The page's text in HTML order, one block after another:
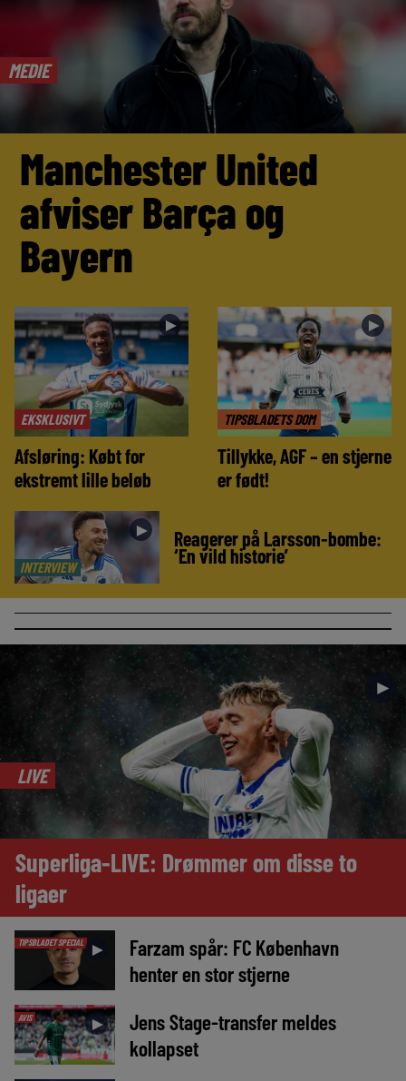
MEDIE
Manchester United
afviser Barça og
Bayern
EKSKLUSIVT
►
Afsløring: Købt for
ekstremt lille beløb
TIPSBLADETS DOM
►
Tillykke, AGF – en stjerne
er født!
INTERVIEW
► Reagerer på Larsson-bombe:
‘En vild historie’
►
LIVE
Superliga-LIVE: Drømmer om disse to
ligaer
TIPSBLADET SPECIAL ►
Farzam spår: FC København
henter en stor stjerne
AVIS ►
Jens Stage-transfer meldes
kollapset